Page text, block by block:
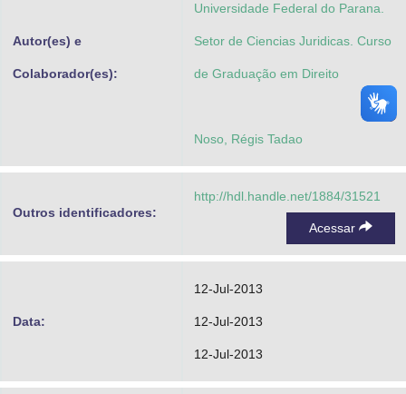
Autor(es) e
Colaborador(es):
Universidade Federal do Parana.
Setor de Ciencias Juridicas. Curso
de Graduação em Direito
Noso, Régis Tadao
Outros identificadores:
http://hdl.handle.net/1884/31521
Acessar
Data:
12-Jul-2013
12-Jul-2013
12-Jul-2013